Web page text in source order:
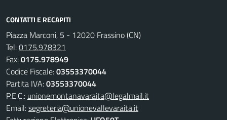
CONTATTI E RECAPITI
Piazza Marconi, 5 - 12020 Frassino (CN)
Tel:0175.978321
Fax:0175.978949
Codice Fiscale:03553370044
Partita IVA:03553370044
P.E.C.: unionemontanavaraita@legalmail.it
Email:segreteria@unionevallevaraita.it